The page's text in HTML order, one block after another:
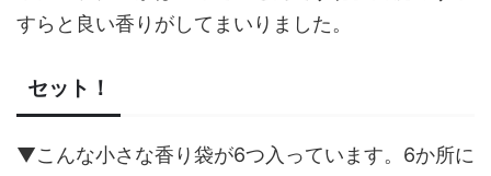
すらと良い香りがしてまいりました。
セット！
▼こんな小さな香り袋が6つ入っています。6か所に